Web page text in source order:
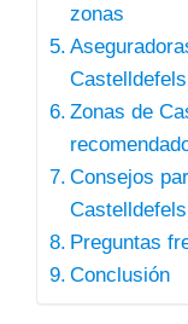
zonas
Castelldefels
Zonas de
Consejos
Castelldefels
Preguntas
Conclusión